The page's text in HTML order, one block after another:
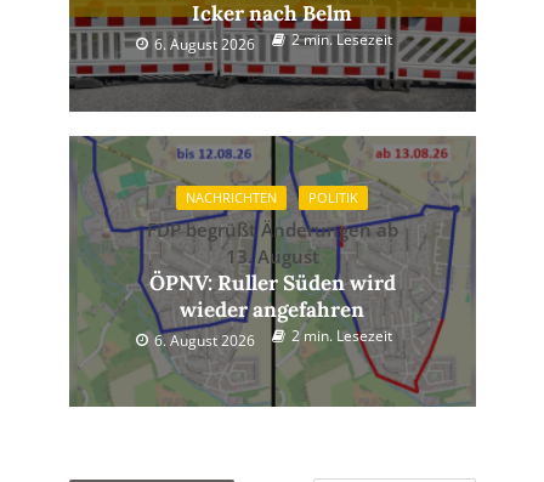
Icker nach Belm
6. August 2026 2 min. Lesezeit
NACHRICHTEN POLITIK
FDP begrüßt Änderungen ab
13. August
ÖPNV: Ruller Süden wird
wieder angefahren
6. August 2026 2 min. Lesezeit